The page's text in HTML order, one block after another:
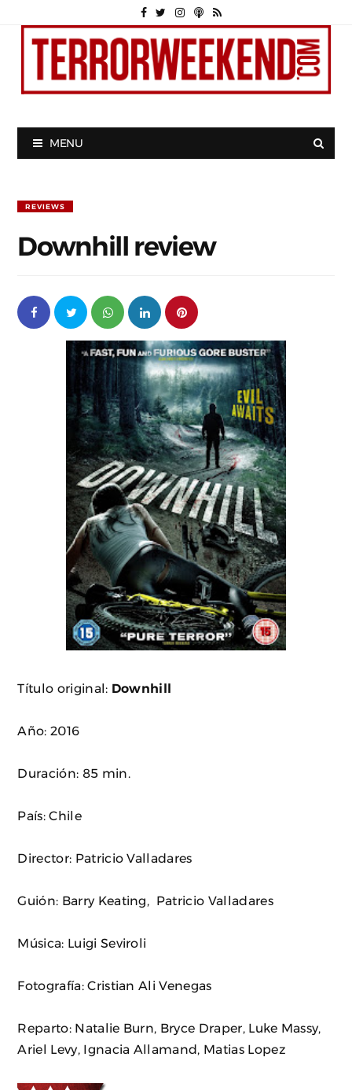
MENU
REVIEWS
Downhill review
Título original: Downhill
Año: 2016
Duración: 85 min.
País: Chile
Director: Patricio Valladares
Guión: Barry Keating, Patricio Valladares
Música: Luigi Seviroli
Fotografía: Cristian Ali Venegas
Reparto: Natalie Burn, Bryce Draper, Luke Massy,
Ariel Levy, Ignacia Allamand, Matias Lopez